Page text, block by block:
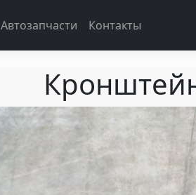
Автозапчасти Контакты